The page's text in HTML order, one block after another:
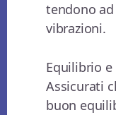
tendono
vibrazioni.
Equilibrio
Assicurati
buon